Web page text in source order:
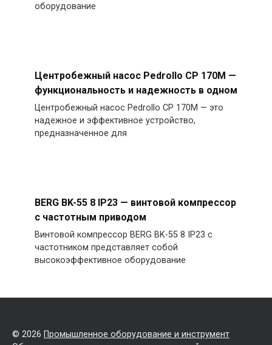
оборудование
Центробежный насос Pedrollo CP 170M —
функциональность и надежность в одном
Центробежный насос Pedrollo CP 170M — это
надежное и эффективное устройство,
предназначенное для
BERG BK-55 8 IP23 — винтовой компрессор
с частотным приводом
Винтовой компрессор BERG BK-55 8 IP23 с
частотником представляет собой
высокоэффективное оборудование
© 2026 Промышленное оборудование и инструмент